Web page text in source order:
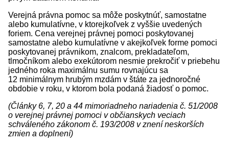
Verejná právna pomoc sa môže poskytnúť, samostatne
alebo kumulatívne, v ktorejkoľvek z vyššie uvedených
foriem. Cena verejnej právnej pomoci poskytovanej
samostatne alebo kumulatívne v akejkoľvek forme pomoci
poskytovanej právnikom, znalcom, prekladateľom,
tlmočníkom alebo exekútorom nesmie prekročiť v priebehu
jedného roka maximálnu sumu rovnajúcu sa
12 minimálnym hrubým mzdám v štáte za jednoročné
obdobie v roku, v ktorom bola podaná žiadosť o pomoc.
(Články 6, 7, 20 a 44 mimoriadneho nariadenia č. 51/2008
o verejnej právnej pomoci v občianskych veciach
schváleného zákonom č. 193/2008 v znení neskorších
zmien a doplnení)